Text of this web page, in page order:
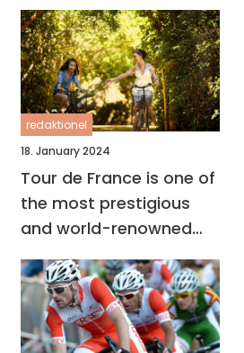
redaktionel
18. January 2024
Tour de France is one of
the most prestigious
and world-renowned
cycling races that takes
place every year in July